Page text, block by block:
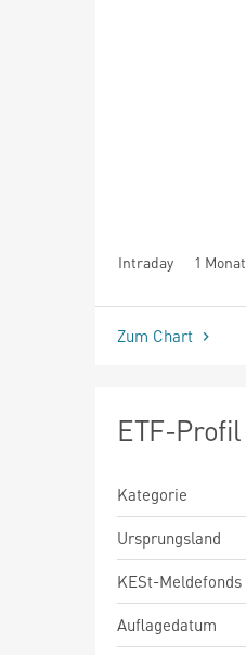
Intraday 1 Monat
seit Beginn
Zum Chart
ETF-Profil
Kategorie
Ursprungsland
KESt-Meldefonds
Auflagedatum